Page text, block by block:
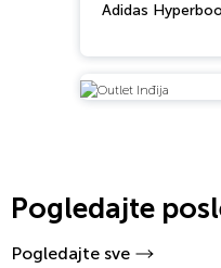
Adidas
Pogledajte
Pogledajte sve